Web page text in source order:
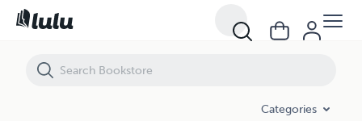
Categories
MANUALE DI DIPLOMAZIA 2.0